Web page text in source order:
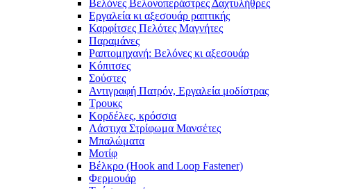
Βελόνες Βελονοπεράστρες Δαχτυλήθρες
Εργαλεία κι αξεσουάρ ραπτικής
Καρφίτσες Πελότες Μαγνήτες
Παραμάνες
Ραπτομηχανή: Βελόνες κι αξεσουάρ
Κόπιτσες
Σούστες
Αντιγραφή Πατρόν, Εργαλεία μοδίστρας
Τρουκς
Κορδέλες, κρόσσια
Λάστιχα Στρίφωμα Μανσέτες
Μπαλώματα
Mοτίφ
Βέλκρο (Hook and Loop Fastener)
Φερμουάρ